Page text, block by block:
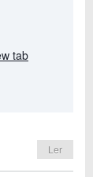
tab
Ler